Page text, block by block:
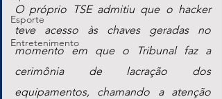
Esporte
Entretenimento
O próprio TSE admitiu que o hacker
teve acesso às chaves geradas no
momento em que o Tribunal faz a
cerimônia de lacração dos
equipamentos, chamando a atenção